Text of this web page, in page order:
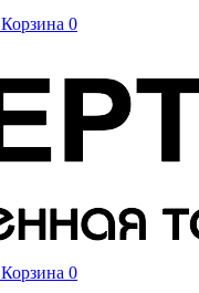
Корзина 0
Корзина 0